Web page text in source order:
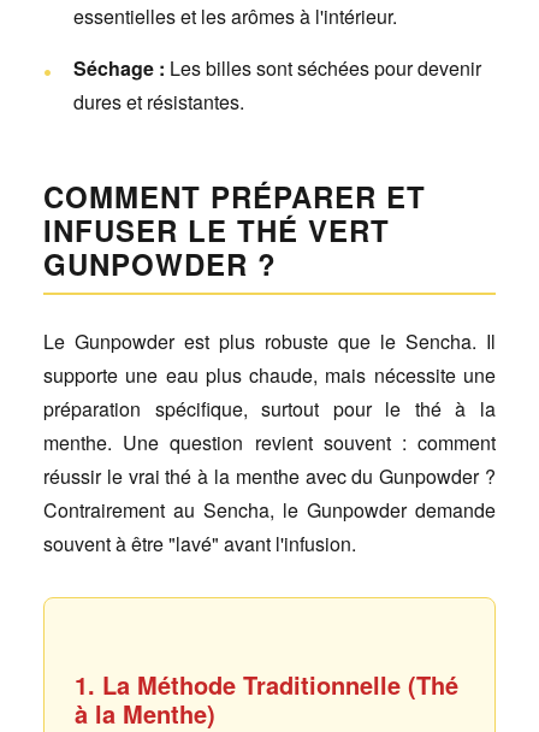
essentielles et les arômes à l'intérieur.
Séchage : Les billes sont séchées pour devenir
dures et résistantes.
COMMENT PRÉPARER ET
INFUSER LE THÉ VERT
GUNPOWDER ?
Le Gunpowder est plus robuste que le Sencha. Il
supporte une eau plus chaude, mais nécessite une
préparation spécifique, surtout pour le thé à la
menthe. Une question revient souvent : comment
réussir le vrai thé à la menthe avec du Gunpowder ?
Contrairement au Sencha, le Gunpowder demande
souvent à être "lavé" avant l'infusion.
1. La Méthode Traditionnelle (Thé
à la Menthe)